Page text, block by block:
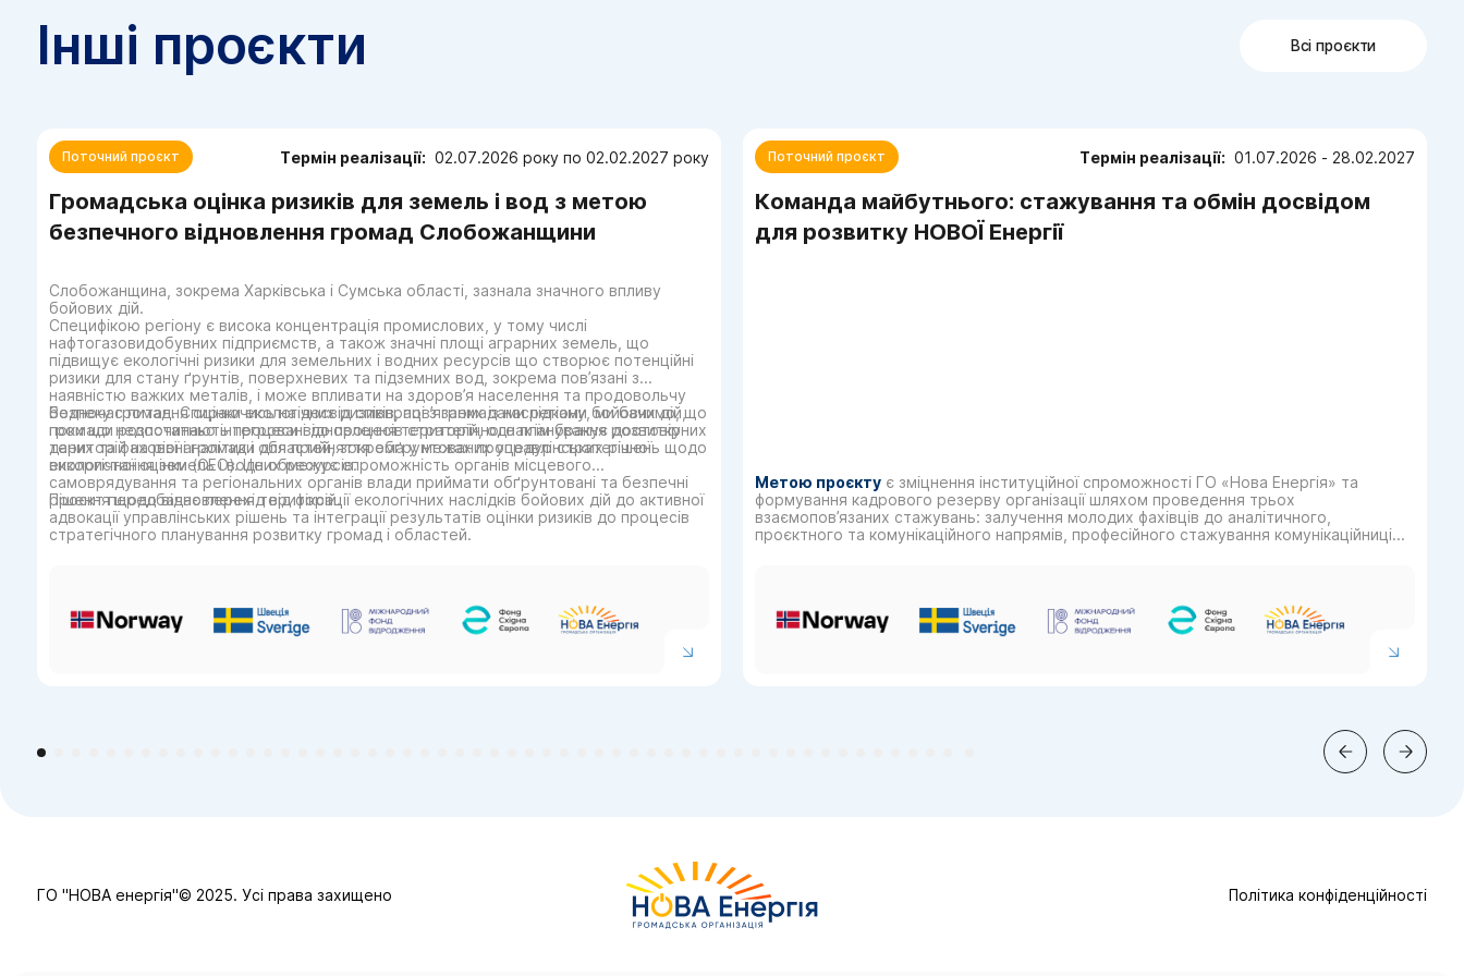
Інші проєкти Всі проєкти
Поточний проєкт Термін реалізації: 02.07.2026 року по 02.02.2027 року
Громадська оцінка ризиків для земель і вод з метою
безпечного відновлення громад Слобожанщини
Слобожанщина, зокрема Харківська і Сумська області, зазнала значного впливу
бойових дій.
Специфікою регіону є висока концентрація промислових, у тому числі
нафтогазовидобувних підприємств, а також значні площі аграрних земель, що
підвищує екологічні ризики для земельних і водних ресурсів що створює потенційні
ризики для стану ґрунтів, поверхневих та підземних вод, зокрема пов’язані з
наявністю важких металів, і може впливати на здоров’я населення та продовольчу
безпеку громад. Спираючись на досвід співпраці з громадами регіону, ми бачимо, що
громади розпочинають процеси відновлення територій, однак їм бракує достовірних
даних та фахової аналітики для прийняття обґрунтованих управлінських рішень щодо
використання земель і водних ресурсів.
Водночас питання оцінки екологічних ризиків, пов’язаних із наслідками бойових дій,
поки що недостатньо інтегровані до процесів стратегічного планування розвитку
територій на рівні громад і областей, зокрема у межах процедур стратегічної
екологічної оцінки (СЕО). Це обмежує спроможність органів місцевого
самоврядування та регіональних органів влади приймати обґрунтовані та безпечні
рішення щодо відновлення територій.
Проєкт передбачає перехід від фіксації екологічних наслідків бойових дій до активної
адвокації управлінських рішень та інтеграції результатів оцінки ризиків до процесів
стратегічного планування розвитку громад і областей.
Поточний проєкт Термін реалізації: 01.07.2026 - 28.02.2027
Команда майбутнього: стажування та обмін досвідом
для розвитку НОВОЇ Енергії
Метою проєкту є зміцнення інституційної спроможності ГО «Нова Енергія» та
формування кадрового резерву організації шляхом проведення трьох
взаємопов’язаних стажувань: залучення молодих фахівців до аналітичного,
проєктного та комунікаційного напрямів, професійного стажування комунікаційниці
ГО "НОВА енергія"© 2025. Усі права захищено Політика конфіденційності